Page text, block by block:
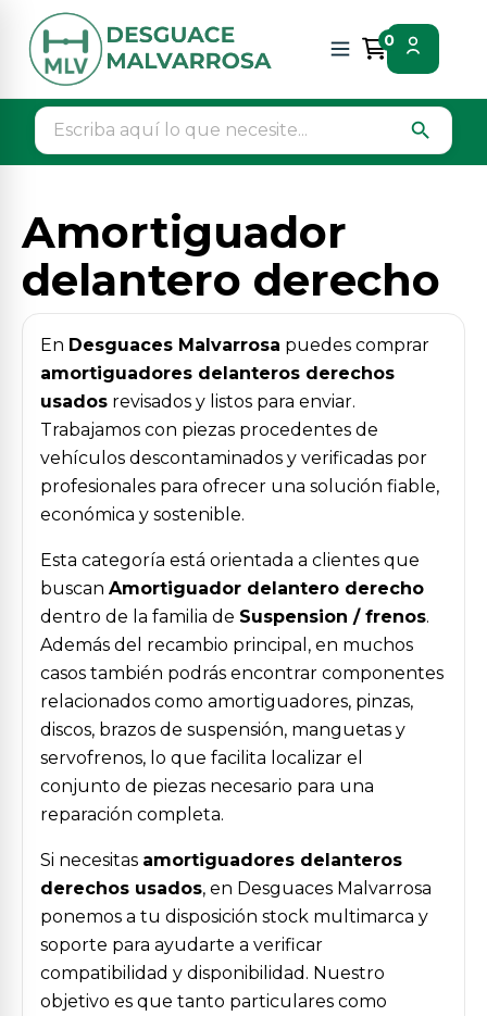
0
search
Inicio Piezas vehículos
Amortiguador delantero derecho
Amortiguador
delantero derecho
En Desguaces Malvarrosa puedes comprar
amortiguadores delanteros derechos
usados revisados y listos para enviar.
Trabajamos con piezas procedentes de
vehículos descontaminados y verificadas por
profesionales para ofrecer una solución fiable,
económica y sostenible.
Esta categoría está orientada a clientes que
buscan Amortiguador delantero derecho
dentro de la familia de Suspension / frenos.
Además del recambio principal, en muchos
casos también podrás encontrar componentes
relacionados como amortiguadores, pinzas,
discos, brazos de suspensión, manguetas y
servofrenos, lo que facilita localizar el
conjunto de piezas necesario para una
reparación completa.
Si necesitas amortiguadores delanteros
derechos usados, en Desguaces Malvarrosa
ponemos a tu disposición stock multimarca y
soporte para ayudarte a verificar
compatibilidad y disponibilidad. Nuestro
objetivo es que tanto particulares como